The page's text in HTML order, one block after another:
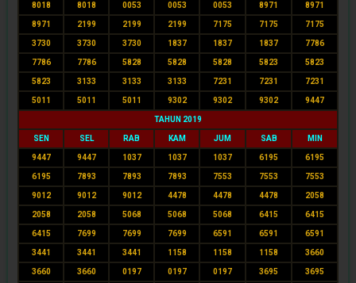
8018 8018 0053 0053 0053 8971 8971
8971 2199 2199 2199 7175 7175 7175
3730 3730 3730 1837 1837 1837 7786
7786 7786 5828 5828 5828 5823 5823
5823 3133 3133 3133 7231 7231 7231
5011 5011 5011 9302 9302 9302 9447
TAHUN 2019
SEN SEL RAB KAM JUM SAB MIN
9447 9447 1037 1037 1037 6195 6195
6195 7893 7893 7893 7553 7553 7553
9012 9012 9012 4478 4478 4478 2058
2058 2058 5068 5068 5068 6415 6415
6415 7699 7699 7699 6591 6591 6591
3441 3441 3441 1158 1158 1158 3660
3660 3660 0197 0197 0197 3695 3695